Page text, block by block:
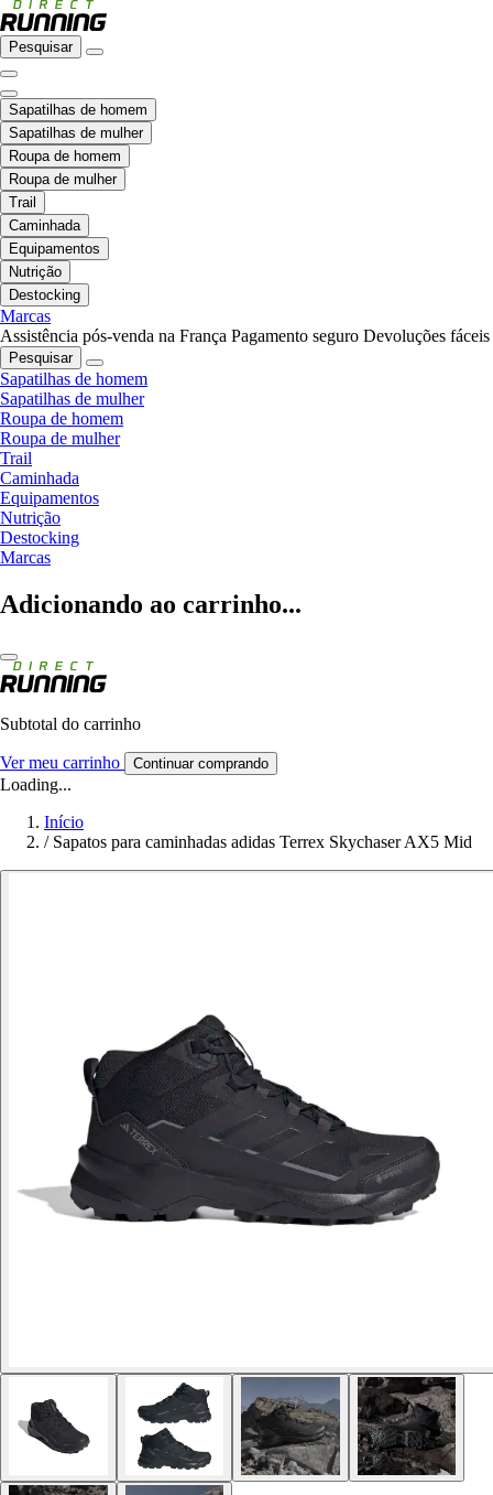
Pesquisar
Sapatilhas de homem
Sapatilhas de mulher
Roupa de homem
Roupa de mulher
Trail
Caminhada
Equipamentos
Nutrição
Destocking
Marcas
Assistência pós-venda na França Pagamento seguro Devoluções fáceis
Pesquisar
Sapatilhas de homem
Sapatilhas de mulher
Roupa de homem
Roupa de mulher
Trail
Caminhada
Equipamentos
Nutrição
Destocking
Marcas
Adicionando ao carrinho...
Subtotal do carrinho
Ver meu carrinho Continuar comprando
Loading...
Início
/ Sapatos para caminhadas adidas Terrex Skychaser AX5 Mid